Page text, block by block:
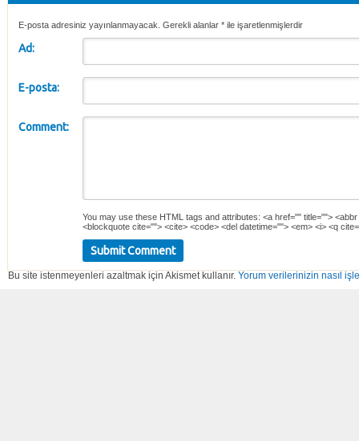
E-posta adresiniz yayınlanmayacak. Gerekli alanlar * ile işaretlenmişlerdir
Ad:
E-posta:
Comment:
You may use these HTML tags and attributes: <a href="" title="">
<blockquote cite=""> <cite> <code> <del datetime=""> <em> <i> <q
Bu site istenmeyenleri azaltmak için Akismet kullanır. Yorum verilerinizin nasıl